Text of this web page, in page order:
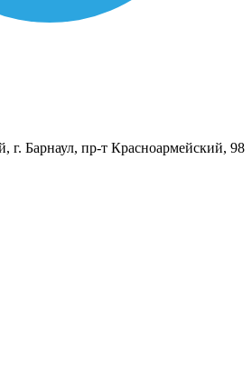
г. Барнаул, пр-т Красноармейский, 98